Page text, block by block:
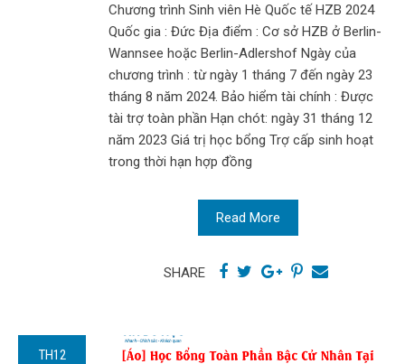
Chương trình Sinh viên Hè Quốc tế HZB 2024
Quốc gia : Đức Địa điểm : Cơ sở HZB ở Berlin-
Wannsee hoặc Berlin-Adlershof Ngày của
chương trình : từ ngày 1 tháng 7 đến ngày 23
tháng 8 năm 2024. Bảo hiểm tài chính : Được
tài trợ toàn phần Hạn chót: ngày 31 tháng 12
năm 2023 Giá trị học bổng Trợ cấp sinh hoạt
trong thời hạn hợp đồng
Read More
SHARE
TH12